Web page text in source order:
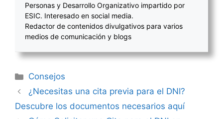
Personas y Desarrollo Organizativo impartido por
ESIC. Interesado en social media.
Redactor de contenidos divulgativos para varios
medios de comunicación y blogs
Categorías
Consejos
Navegación
de
¿Necesitas una cita previa para el DNI?
Descubre los documentos necesarios aquí